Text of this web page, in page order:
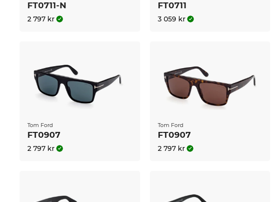
FT0711-N
2 797 kr
FT0711
3 059 kr
Tom Ford
FT0907
2 797 kr
Tom Ford
FT0907
2 797 kr